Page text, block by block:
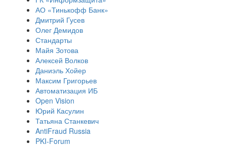
АО «Тинькофф Банк»
Дмитрий Гусев
Олег Демидов
Стандарты
Майя Зотова
Алексей Волков
Даниэль Хойер
Максим Григорьев
Автоматизация ИБ
Open Vision
Юрий Касулин
Татьяна Станкевич
AntiFraud Russia
PKI-Forum